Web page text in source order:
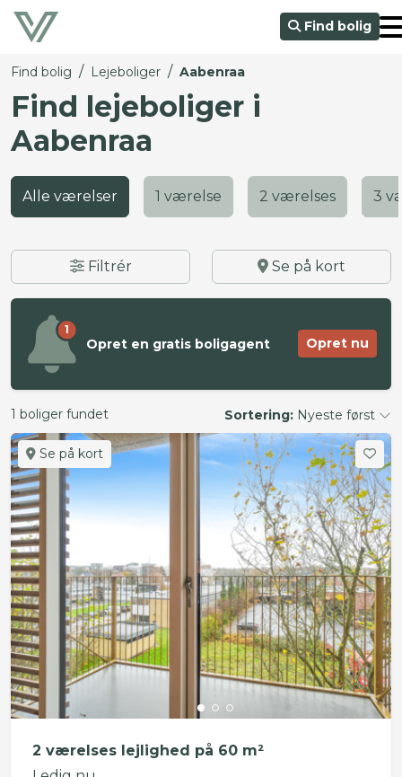
Find bolig
Find bolig / Lejeboliger / Aabenraa
Find lejeboliger i
Aabenraa
Alle værelser 1 værelse 2 værelses 3
Filtrér Se på kort
1
Opret en gratis boligagent Opret nu
1 boliger fundet Sortering: Nyeste først
Se på kort
2 værelses lejlighed på 60 m²